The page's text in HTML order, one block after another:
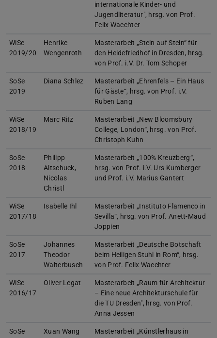
internationale Kinder- und
Jugendliteratur", hrsg. von Prof.
Felix Waechter
WiSe
2019/20
Henrike
Wengenroth
Masterarbeit „Stein auf Stein“ für
den Heidefriedhof in Dresden, hrsg.
von Prof. i.V. Dr. Tom Schoper
SoSe
2019
Diana Schlez
Masterarbeit „Ehrenfels – Ein Haus
für Gäste“, hrsg. von Prof. i.V.
Ruben Lang
WiSe
2018/19
Marc Ritz
Masterarbeit „New Bloomsbury
College, London“, hrsg. von Prof.
Christoph Kuhn
SoSe
2018
Philipp
Altschuck,
Nicolas
Christl
Masterarbeit „100% Kreuzberg“,
hrsg. von Prof. i.V. Urs Kumberger
und Prof. i.V. Marius Gantert
WiSe
2017/18
Isabelle Ihl
Masterarbeit „Instituto Flamenco in
Sevilla“, hrsg. von Prof. Anett-Maud
Joppien
SoSe
2017
Johannes
Theodor
Walterbusch
Masterarbeit „Deutsche Botschaft
beim Heiligen Stuhl in Rom“, hrsg.
von Prof. Felix Waechter
WiSe
2016/17
Oliver Legat
Masterarbeit „Raum für Architektur
– Eine neue Architekturschule für
die TU Dresden", hrsg. von Prof.
Anna Jessen
SoSe
Xuan Wang
Masterarbeit „Künstlerhaus in